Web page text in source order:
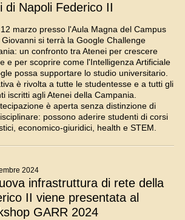
di Napoli Federico II
marzo presso l'Aula Magna del Campus
si terrà la Google Challenge
un confronto tra Atenei per crescere
e per scoprire come l'Intelligenza Artificiale
possa supportare lo studio universitario.
è rivolta a tutte le studentesse e a tutti gli
iscritti agli Atenei della Campania.
è aperta senza distinzione di
possono aderire studenti di corsi
economico-giuridici, health e STEM.
2024
infrastruttura di rete della
II viene presentata al
GARR 2024